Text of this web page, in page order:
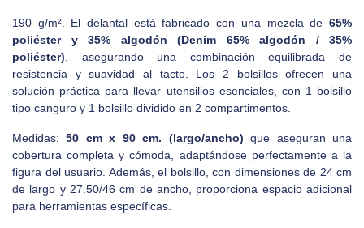
190 g/m². El delantal está fabricado con una mezcla de 65%
poliéster y 35% algodón (Denim 65% algodón / 35%
poliéster) , asegurando una combinación equilibrada de
resistencia y suavidad al tacto. Los 2 bolsillos ofrecen una
solución práctica para llevar utensilios esenciales, con 1 bolsillo
tipo canguro y 1 bolsillo dividido en 2 compartimentos.
Medidas:50 cm x 90 cm. (largo/ancho) que aseguran una
cobertura completa y cómoda, adaptándose perfectamente a la
figura del usuario. Además, el bolsillo, con dimensiones de 24 cm
de largo y 27.50/46 cm de ancho, proporciona espacio adicional
para herramientas específicas.